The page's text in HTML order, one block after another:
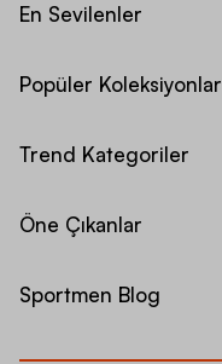
En Sevilenler
Popüler Koleksiyonlar
Trend Kategoriler
Öne Çıkanlar
Sportmen Blog